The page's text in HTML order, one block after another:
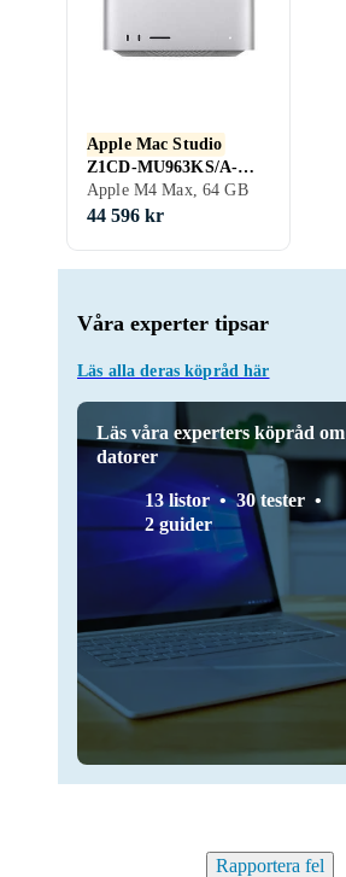
Våra experter tipsar
Läs alla deras köpråd här
Läs våra experters köpråd om
datorer
13 listor
30 tester
2 guider
Apple Mac Studio
Z1CD-MU963KS/A-
SE12 M4 Max 16‑core
CPU 64GB RAM 1TB
Apple M4 Max, 64 GB
44 596 kr
Rapportera fel